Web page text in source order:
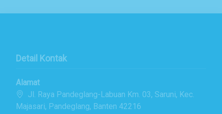
Detail Kontak
Alamat
Jl. Raya Pandeglang-Labuan Km. 03, Saruni, Kec.
Majasari, Pandeglang, Banten 42216